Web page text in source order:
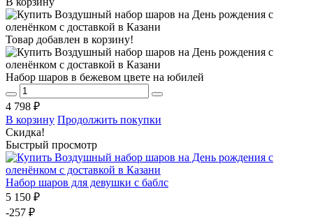
Товар добавлен в корзину!
Набор шаров в бежевом цвете на юбилей
4 798 ₽
В корзину Продолжить покупки
Скидка!
Быстрый просмотр
Набор шаров для девушки с баблс
5 150 ₽
-257 ₽